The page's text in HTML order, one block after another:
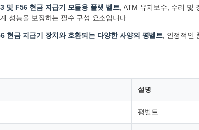
및 F56 현금 지급기 모듈용 플랫 ​​벨트 , ATM 유지보수, 수리
성능을 보장하는 필수 구성 요소입니다.
현금 지급기 장치와 호환되는 다양한 사양의 평벨트 , 안정적인
설명
평벨트